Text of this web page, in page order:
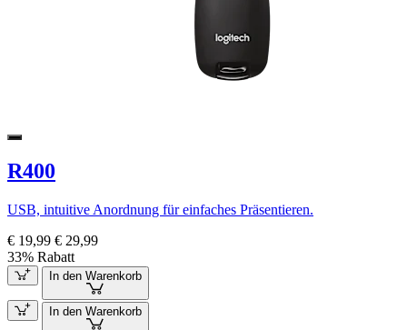
R400
USB, intuitive Anordnung für einfaches Präsentieren.
€ 19,99 € 29,99
33% Rabatt
In den Warenkorb
In den Warenkorb